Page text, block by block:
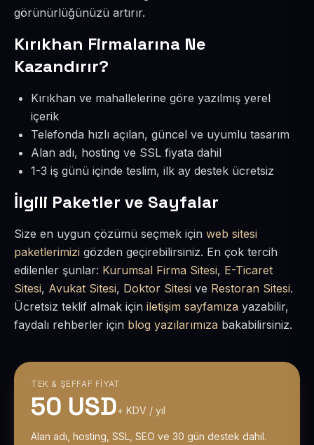
görünürlüğünüzü artırır.
Kırıkhan Firmalarına Ne
Kazandırır?
Kırıkhan ve mahallelerine göre yazılmış yerel
içerik
Telefonda hızlı açılan, güncel ve uyumlu tasarım
Alan adı, hosting ve SSL fiyata dahil
1-3 iş günü içinde teslim, ilk ay destek ücretsiz
İlgili Paketler ve Sayfalar
Size en uygun çözümü seçmek için web sitesi
paketlerimizi gözden geçirebilirsiniz. En çok tercih
edilenler şunlar: Kurumsal Firma Sitesi, E-Ticaret
Sitesi, Avukat Sitesi, Doktor Sitesi ve Restoran Sitesi.
Ücretsiz teklif almak için iletişim sayfamıza yazabilir,
faydalı rehberler için blog yazılarımıza bakabilirsiniz.
TEK & ŞEFFAF FIYAT
50 USD+ KDV / yıl
Alan adı, hosting, SSL, SEO ve 30 gün destek dahil.